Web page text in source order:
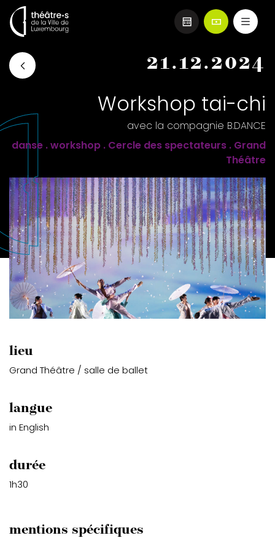
Aller
au
contenu
21.12.2024
Workshop tai-chi
avec la compagnie B.DANCE
danse . workshop . Cercle des spectateurs . Grand
Théâtre
lieu
Grand Théâtre / salle de ballet
langue
in English
durée
1h30
mentions spécifiques